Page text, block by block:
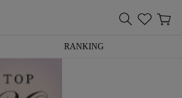
RANKING